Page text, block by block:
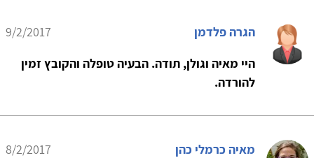
הגרה פלדמן
9/2/2017
היי מאיה וגולן, תודה. הבעיה טופלה והקובץ זמין
להורדה.
מאיה כרמלי כהן
8/2/2017